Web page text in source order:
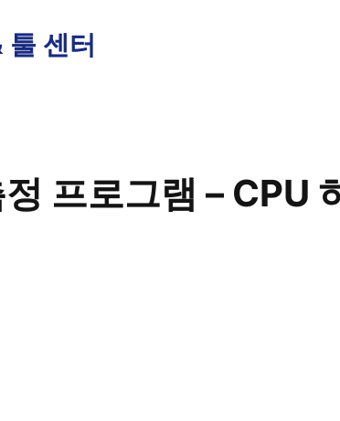
센터
프로그램 – CPU